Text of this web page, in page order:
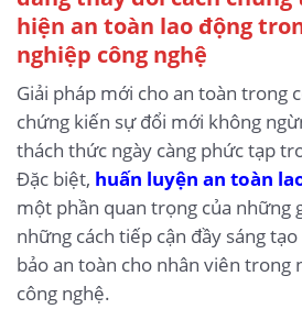
hiện an toàn lao động
nghiệp công nghệ
Giải pháp mới cho an toàn trong
chứng kiến sự đổi mới không
thách thức ngày càng phức tạp
Đặc biệt, huấn luyện an toàn
một phần quan trọng của những
những cách tiếp cận đầy sáng
bảo an toàn cho nhân viên trong
công nghệ.